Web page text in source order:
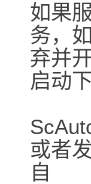
如果
务，
弃并
启动
或者
自